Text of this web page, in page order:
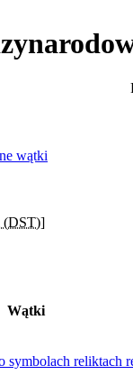
wątki
(DST)]
Wątki
symbolach reliktach